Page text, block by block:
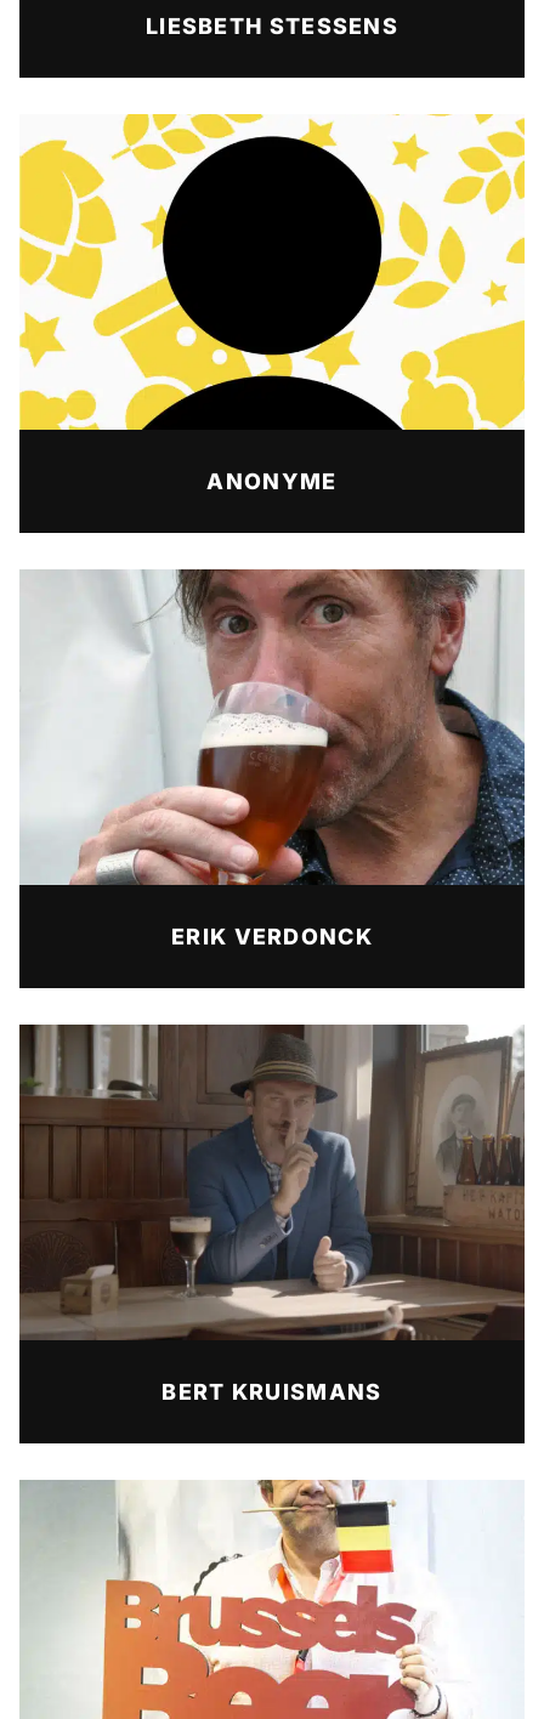
LIESBETH STESSENS
ANONYME
ERIK VERDONCK
BERT KRUISMANS